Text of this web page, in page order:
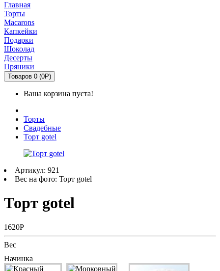
Главная
Торты
Macarons
Капкейки
Подарки
Шоколад
Десерты
Пряники
Товаров 0 (0Р)
Ваша корзина пуста!
Торты
Свадебные
Торт gotel
Артикул: 921
Вес на фото: Торт gotel
Торт gotel
1620Р
Вес
Начинка